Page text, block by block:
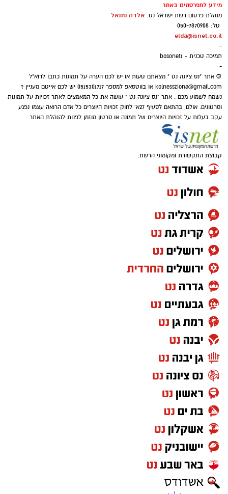
מידע למפרסמים באתר
מנהלת פרסום רשת ישראל נט: אלדה נתנאל
טל: 050-7870908
elda@isnet.co.il
-
תמיכה טכנית - bosonet1
-
© אתר "נס ציונה נט " מצאתם טעות או יש לכם הערה על תמונות כתבו לדוא"ל
kolnessziona@gmail.com
או בווטסאפ למספר 0515301717 יש לכם אייטם מעניין ?
נשמח לשמוע מכם . אתר "נס ציונה נט " עושה את כל המאמצים לאתר זכויות על תמונות
וסרטונים. אולם, בהתאם לסעיף 27א' לחוק זכויות היוצרים כל אדם הרואה עצמו נפגע
עקב בעלות על זכויות היוצרים של תמונה או סרטון מוזמן לפנות להנהלת האתר
קבוצת התקשורת ומקומוני הרשת: